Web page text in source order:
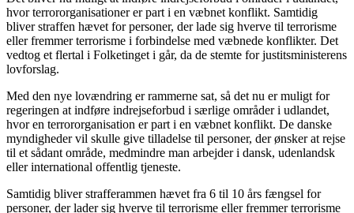
hvor terrororganisationer er part i en væbnet konflikt. Samtidig
bliver straffen hævet for personer, der lade sig hverve til terrorisme
eller fremmer terrorisme i forbindelse med væbnede konflikter. Det
vedtog et flertal i Folketinget i går, da de stemte for justitsministerens
lovforslag.
Med den nye lovændring er rammerne sat, så det nu er muligt for
regeringen at indføre indrejseforbud i særlige områder i udlandet,
hvor en terrororganisation er part i en væbnet konflikt. De danske
myndigheder vil skulle give tilladelse til personer, der ønsker at rejse
til et sådant område, medmindre man arbejder i dansk, udenlandsk
eller international offentlig tjeneste.
Samtidig bliver strafferammen hævet fra 6 til 10 års fængsel for
personer, der lader sig hverve til terrorisme eller fremmer terrorisme